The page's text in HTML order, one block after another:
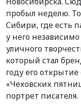
пробыл неделю.
Сибири, где есть
у него
уличного
который стал
году его открытие
«Чеховских
портрет писателя.